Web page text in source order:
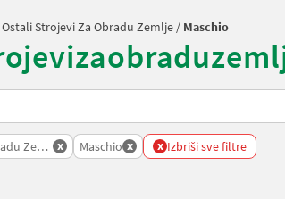
Ostali Strojevi Za Obradu Zemlje / Maschio
Zemljex Maschio x x Izbriši sve filtre